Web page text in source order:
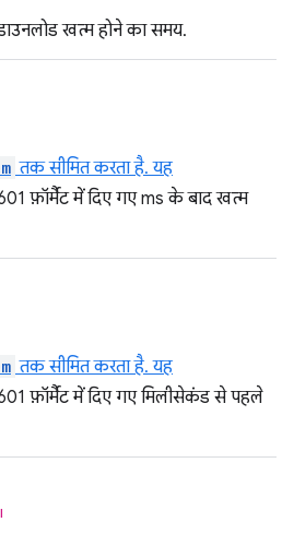
खत्म होने का समय.
तक सीमित करता है. यह
फ़ॉर्मैट में दिए गए ms के बाद खत्म
तक सीमित करता है. यह
फ़ॉर्मैट में दिए गए मिलीसेकंड से पहले